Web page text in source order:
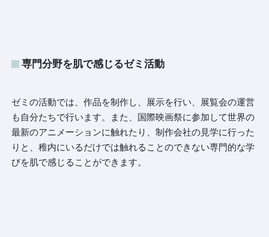
専門分野を肌で感じるゼミ活動
ゼミの活動では、作品を制作し、展示を行い、展覧会の運営
も自分たちで行います。また、国際映画祭に参加して世界の
最新のアニメーションに触れたり、制作会社の見学に行った
りと、稚内にいるだけでは触れることのできない専門的な学
びを肌で感じることができます。